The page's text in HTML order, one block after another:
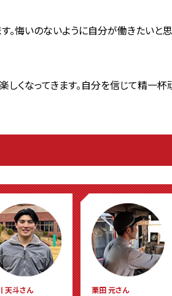
。悔いのないように自分が働きたいと
しくなってきます。自分を信じて精一杯
天斗さん
栗田 元さん